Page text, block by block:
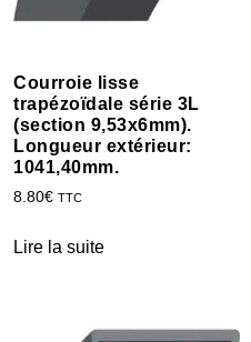
Courroie lisse
trapézoïdale série 3L
(section 9,53x6mm).
Longueur extérieur:
1041,40mm.
8.80€ TTC
Lire la suite